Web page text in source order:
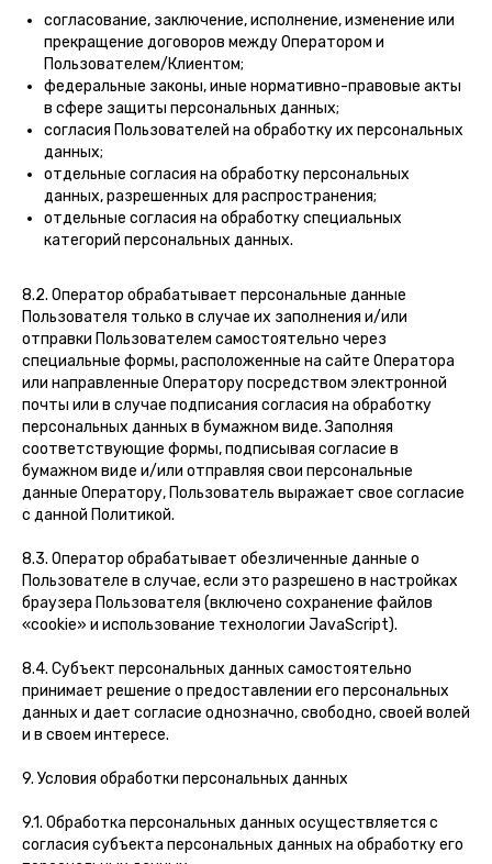
согласование, заключение, исполнение, изменение или
прекращение договоров между Оператором и
Пользователем/Клиентом;
федеральные законы, иные нормативно-правовые акты
в сфере защиты персональных данных;
согласия Пользователей на обработку их персональных
данных;
отдельные согласия на обработку персональных
данных, разрешенных для распространения;
отдельные согласия на обработку специальных
категорий персональных данных.
8.2. Оператор обрабатывает персональные данные
Пользователя только в случае их заполнения и/или
отправки Пользователем самостоятельно через
специальные формы, расположенные на сайте Оператора
или направленные Оператору посредством электронной
почты или в случае подписания согласия на обработку
персональных данных в бумажном виде. Заполняя
соответствующие формы, подписывая согласие в
бумажном виде и/или отправляя свои персональные
данные Оператору, Пользователь выражает свое согласие
с данной Политикой.
8.3. Оператор обрабатывает обезличенные данные о
Пользователе в случае, если это разрешено в настройках
браузера Пользователя (включено сохранение файлов
«cookie» и использование технологии JavaScript).
8.4. Субъект персональных данных самостоятельно
принимает решение о предоставлении его персональных
данных и дает согласие однозначно, свободно, своей волей
и в своем интересе.
9. Условия обработки персональных данных
9.1. Обработка персональных данных осуществляется с
согласия субъекта персональных данных на обработку его